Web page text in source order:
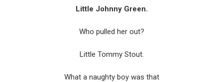
Little Johnny Green.
Who pulled her out?
Little Tommy Stout.
What a naughty boy was that